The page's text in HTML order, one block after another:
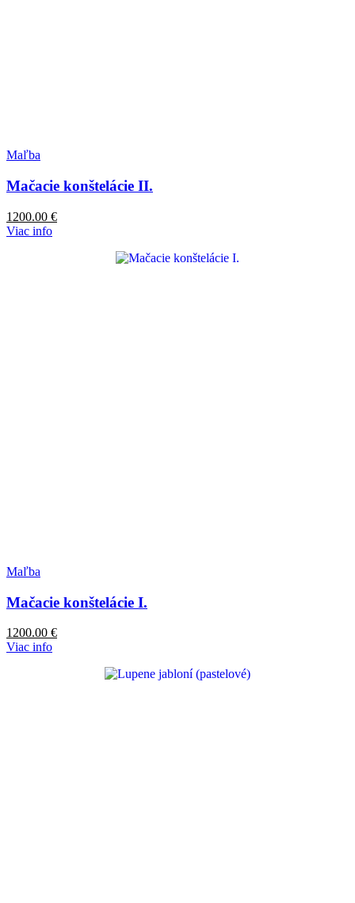
Maľba
Mačacie konštelácie II.
1200.00 €
Viac info
Maľba
Mačacie konštelácie I.
1200.00 €
Viac info